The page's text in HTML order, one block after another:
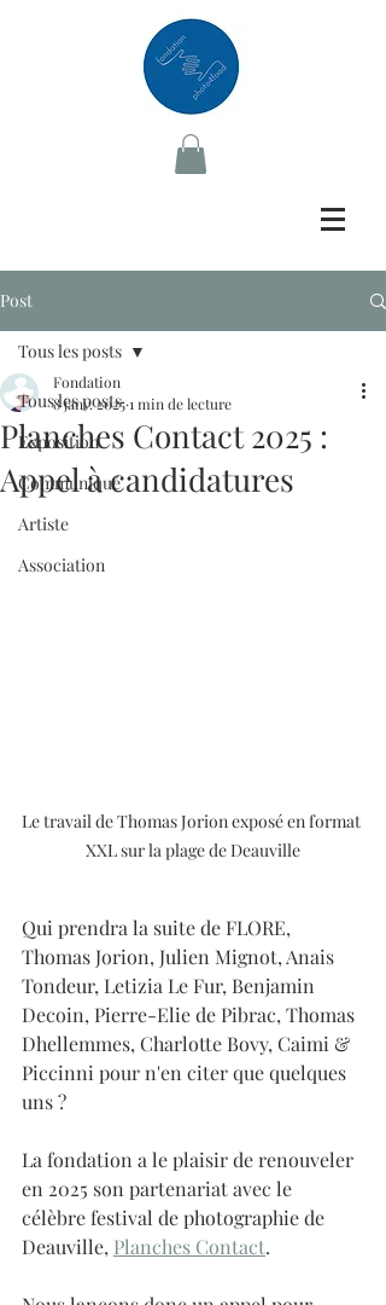
Post
Tous les posts
Exposition
Communiqué
Artiste
Association
Tous les posts
Planches Contact 2025 :
Appel à candidatures
Fondation
8 janv. 20251 min de lecture
Le travail de Thomas Jorion exposé en format
XXL sur la plage de Deauville
Qui prendra la suite de FLORE,
Thomas Jorion, Julien Mignot, Anais
Tondeur, Letizia Le Fur, Benjamin
Decoin, Pierre-Elie de Pibrac, Thomas
Dhellemmes, Charlotte Bovy, Caimi &
Piccinni pour n'en citer que quelques
uns ?
La fondation a le plaisir de renouveler
en 2025 son partenariat avec le
célèbre festival de photographie de
Deauville, Planches Contact.